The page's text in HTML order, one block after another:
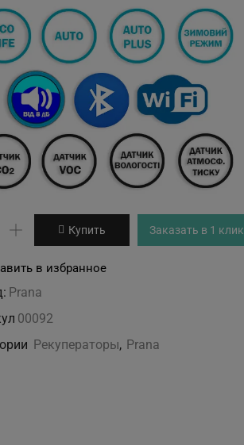
was:
23'999 грн.
is:
22'578 грн.
Купить Заказать в 1 клик
в избранное
Prana
00092
Рекуператоры, Prana